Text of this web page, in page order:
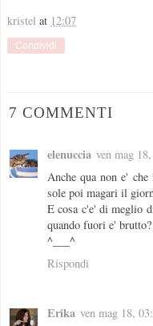
kristel at 12:07
Condividi
7 COMMENTI
elenuccia ven mag
Anche qua non e'
sole poi magari il
E cosa c'e' di meglio
quando fuori e' brutto?
^___^
Rispondi
Erika ven mag 18,